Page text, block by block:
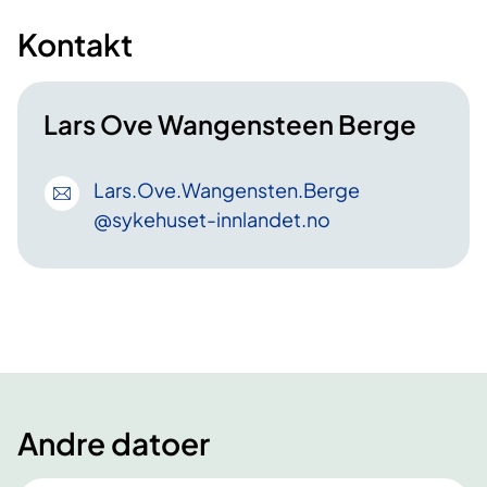
Kontakt
Lars Ove Wangensteen Berge
Lars.Ove.Wangensten.Berge
@sykehuset-innlandet.no
Andre datoer